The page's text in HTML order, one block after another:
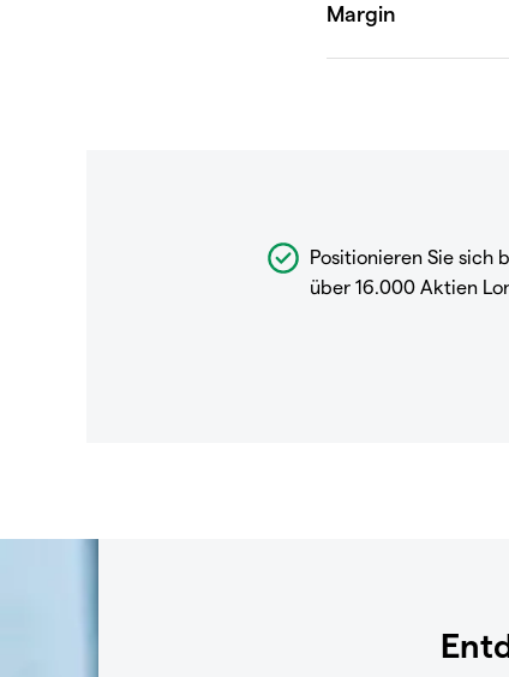
Positionieren Sie sich
über 16.000 Aktien